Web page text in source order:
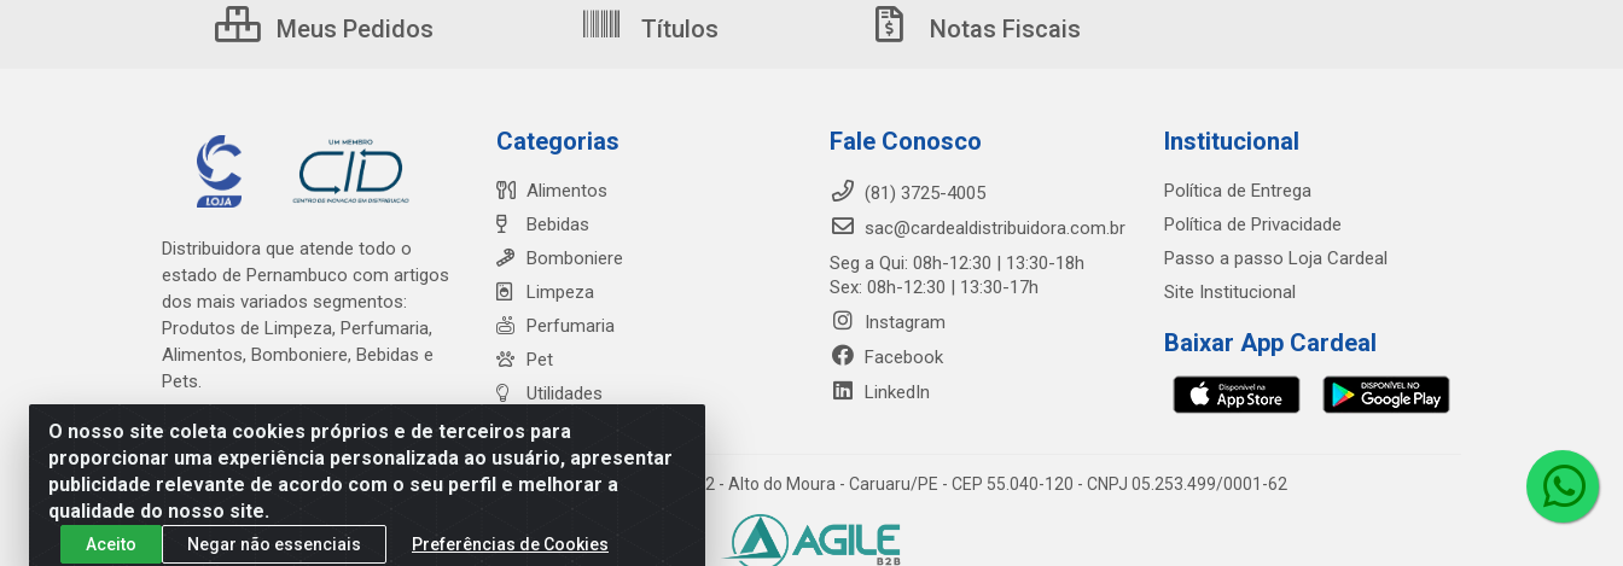
O nosso site coleta cookies próprios e de terceiros para
proporcionar uma experiência personalizada ao usuário, apresentar
publicidade relevante de acordo com o seu perfil e melhorar a
qualidade do nosso site.
Aceito Negar não essenciais Preferências de Cookies
Meus Pedidos Títulos Notas Fiscais
Distribuidora que atende todo o
estado de Pernambuco com artigos
dos mais variados segmentos:
Produtos de Limpeza, Perfumaria,
Alimentos, Bomboniere, Bebidas e
Pets.
Categorias
Alimentos
Bebidas
Bomboniere
Limpeza
Perfumaria
Pet
Utilidades
Fale Conosco
(81) 3725-4005
sac@cardealdistribuidora.com.br
Seg a Qui: 08h-12:30 | 13:30-18h
Sex: 08h-12:30 | 13:30-17h
Instagram
Facebook
LinkedIn
Institucional
Política de Entrega
Política de Privacidade
Passo a passo Loja Cardeal
Site Institucional
Baixar App Cardeal
Cardeal Distribuidora - Estrada Alto do Moura, 582 - Alto do Moura - Caruaru/PE - CEP 55.040-120 - CNPJ 05.253.499/0001-62